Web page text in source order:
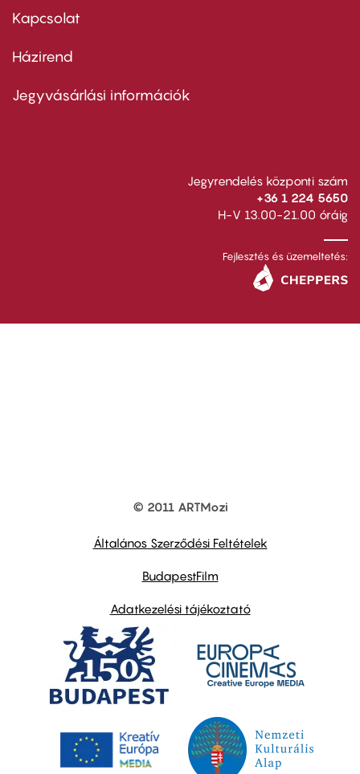
firstKapcsolat
Footer
second
Házirend
Jegyvásárlási információk
Jegyrendelés központi szám
+36 1 224 5650
H-V 13.00-21.00 óráig
Fejlesztés és üzemeltetés:
© 2011 ARTMozi
Általános Szerződési Feltételek
BudapestFilm
Adatkezelési tájékoztató